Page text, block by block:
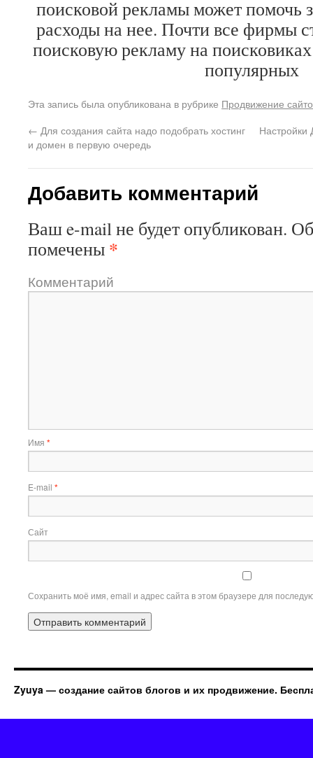
поисковой рекламы может помочь
расходы на нее. Почти все фирмы
поисковую рекламу на
популярных
Эта запись была опубликована в рубрике Продвижение
← Для создания сайта надо подобрать хостинг
и домен в первую очередь
Настройки
Добавить комментарий
Ваш e-mail не будет опубликован.
помечены *
Комментарий
Имя *
E-mail *
Сайт
Сохранить моё имя, email и адрес сайта в этом браузере для
Zyuya — создание сайтов блогов и их продвижение.